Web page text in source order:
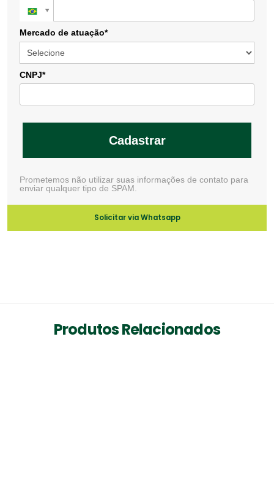
Mercado de atuação*
CNPJ*
Cadastrar
Prometemos não utilizar suas informações de contato para
enviar qualquer tipo de SPAM.
Solicitar via Whatsapp
Produtos Relacionados